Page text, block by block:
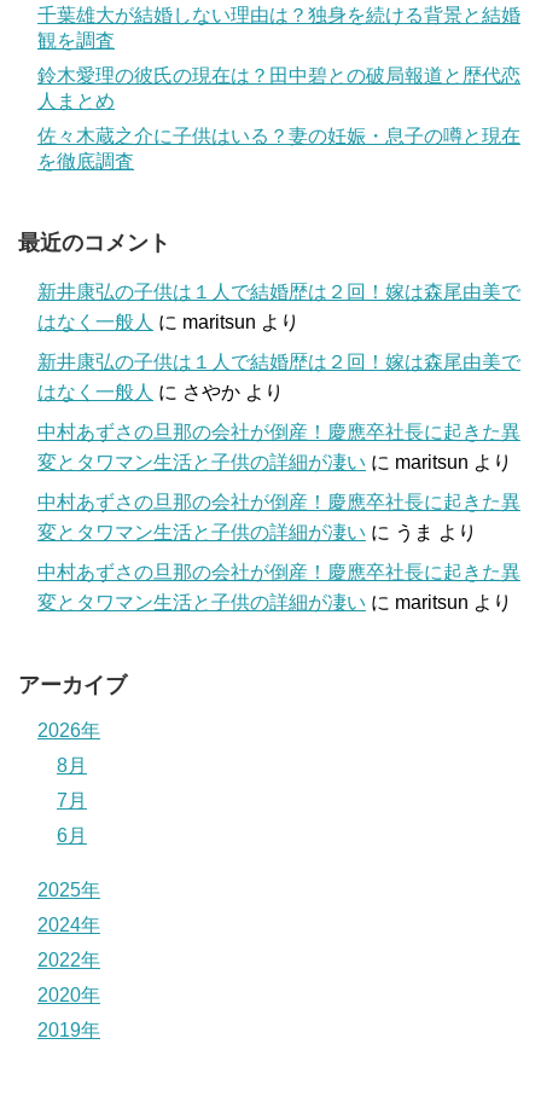
千葉雄大が結婚しない理由は？独身を続ける背景と結婚
観を調査
鈴木愛理の彼氏の現在は？田中碧との破局報道と歴代恋
人まとめ
佐々木蔵之介に子供はいる？妻の妊娠・息子の噂と現在
を徹底調査
最近のコメント
新井康弘の子供は１人で結婚歴は２回！嫁は森尾由美で
はなく一般人 に maritsun より
新井康弘の子供は１人で結婚歴は２回！嫁は森尾由美で
はなく一般人 に さやか より
中村あずさの旦那の会社が倒産！慶應卒社長に起きた異
変とタワマン生活と子供の詳細が凄い に maritsun より
中村あずさの旦那の会社が倒産！慶應卒社長に起きた異
変とタワマン生活と子供の詳細が凄い に うま より
中村あずさの旦那の会社が倒産！慶應卒社長に起きた異
変とタワマン生活と子供の詳細が凄い に maritsun より
アーカイブ
2026年
8月
7月
6月
2025年
2024年
2022年
2020年
2019年